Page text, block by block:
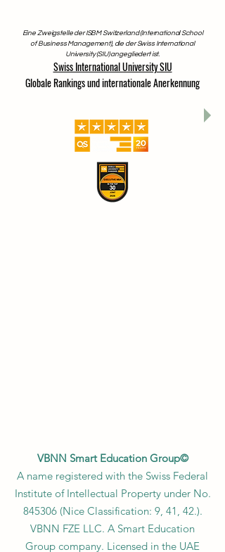
Eine Zweigstelle der ISBM Switzerland (International School
of Business Management), die der Swiss International
University (SIU) angegliedert ist.
Swiss International University SIU
Globale Rankings und internationale Anerkennung
VBNN Smart Education Group©
A name registered with the Swiss Federal
Institute of Intellectual Property under No.
845306 (Nice Classification: 9, 41, 42.).
VBNN FZE LLC. A Smart Education
Group company. Licensed in the UAE